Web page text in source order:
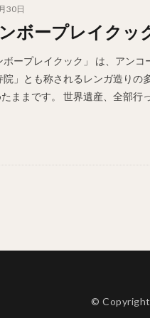
30日
ボープレイク
ープレイクック」 は、アン
」とも称されるレンガ造り
ままです。 世界遺産、全部行
©